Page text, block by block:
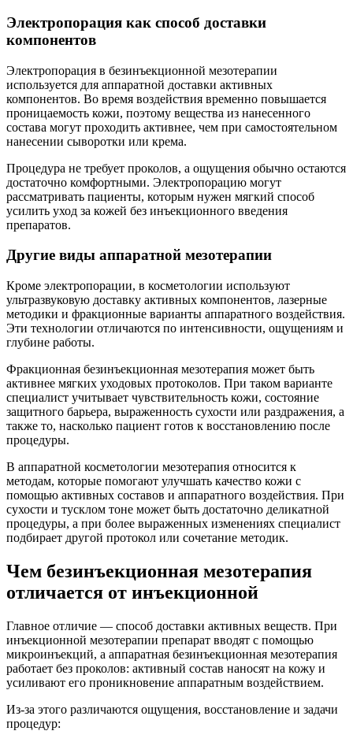
Электропорация как способ доставки
компонентов
Электропорация в безинъекционной мезотерапии
используется для аппаратной доставки активных
компонентов. Во время воздействия временно повышается
проницаемость кожи, поэтому вещества из нанесенного
состава могут проходить активнее, чем при самостоятельном
нанесении сыворотки или крема.
Процедура не требует проколов, а ощущения обычно остаются
достаточно комфортными. Электропорацию могут
рассматривать пациенты, которым нужен мягкий способ
усилить уход за кожей без инъекционного введения
препаратов.
Другие виды аппаратной мезотерапии
Кроме электропорации, в косметологии используют
ультразвуковую доставку активных компонентов, лазерные
методики и фракционные варианты аппаратного воздействия.
Эти технологии отличаются по интенсивности, ощущениям и
глубине работы.
Фракционная безинъекционная мезотерапия может быть
активнее мягких уходовых протоколов. При таком варианте
специалист учитывает чувствительность кожи, состояние
защитного барьера, выраженность сухости или раздражения, а
также то, насколько пациент готов к восстановлению после
процедуры.
В аппаратной косметологии мезотерапия относится к
методам, которые помогают улучшать качество кожи с
помощью активных составов и аппаратного воздействия. При
сухости и тусклом тоне может быть достаточно деликатной
процедуры, а при более выраженных изменениях специалист
подбирает другой протокол или сочетание методик.
Чем безинъекционная мезотерапия
отличается от инъекционной
Главное отличие — способ доставки активных веществ. При
инъекционной мезотерапии препарат вводят с помощью
микроинъекций, а аппаратная безинъекционная мезотерапия
работает без проколов: активный состав наносят на кожу и
усиливают его проникновение аппаратным воздействием.
Из-за этого различаются ощущения, восстановление и задачи
процедур: